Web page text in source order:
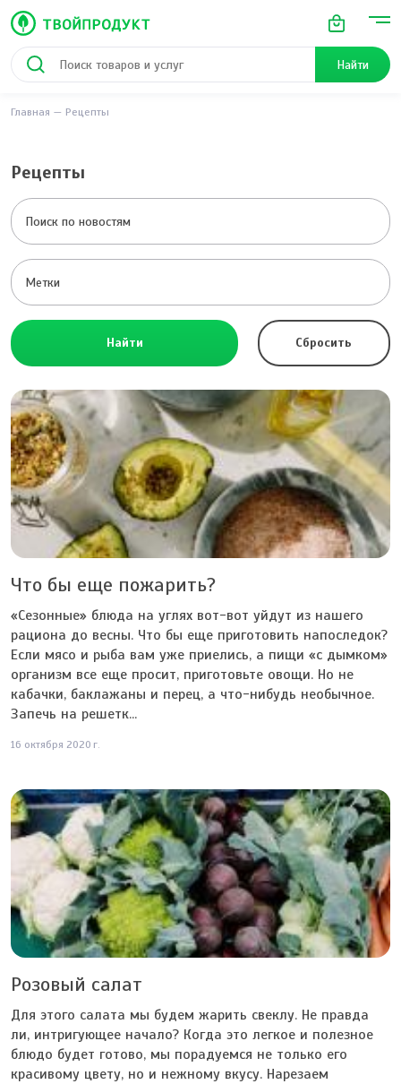
Найти
Главная Рецепты
Рецепты
Найти Сбросить
Что бы еще пожарить?
«Сезонные» блюда на углях вот-вот уйдут из нашего
рациона до весны. Что бы еще приготовить напоследок?
Если мясо и рыба вам уже приелись, а пищи «с дымком»
организм все еще просит, приготовьте овощи. Но не
кабачки, баклажаны и перец, а что-нибудь необычное.
Запечь на решетк...
16 октября 2020 г.
Розовый салат
Для этого салата мы будем жарить свеклу. Не правда
ли, интригующее начало? Когда это легкое и полезное
блюдо будет готово, мы порадуемся не только его
красивому цвету, но и нежному вкусу. Нарезаем